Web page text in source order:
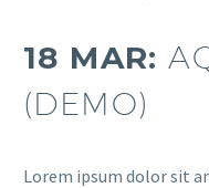
18 MAR:
(DEMO)
Lorem ipsum dolor sit